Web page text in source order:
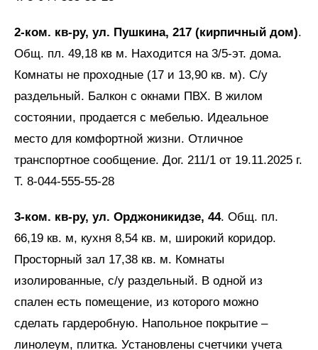
2-ком. кв-ру, ул. Пушкина, 217 (кирпичный дом).
Общ. пл. 49,18 кв м. Находится на 3/5-эт. дома.
Комнаты не проходные (17 и 13,90 кв. м). С/у
раздельный. Балкон с окнами ПВХ. В жилом
состоянии, продается с мебелью. Идеальное
место для комфортной жизни. Отличное
транспортное сообщение. Дог. 211/1 от 19.11.2025 г.
Т. 8-044-555-55-28
3-ком. кв-ру, ул. Орджоникидзе, 44. Общ. пл.
66,19 кв. м, кухня 8,54 кв. м, широкий коридор.
Просторный зал 17,38 кв. м. Комнаты
изолированные, с/у раздельный. В одной из
спален есть помещение, из которого можно
сделать гардеробную. Напольное покрытие –
линолеум, плитка. Установлены счетчики учета